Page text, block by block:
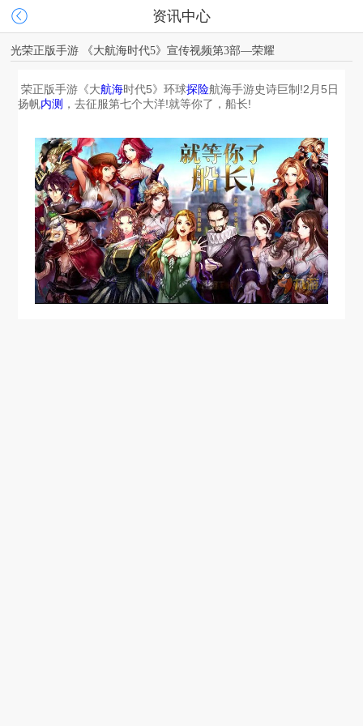
资讯中心
光荣正版手游 《大航海时代5》宣传视频第3部—荣耀
荣正版手游《大航海时代5》环球探险航海手游史诗巨制!2月5日
扬帆内测 ，去征服第七个大洋!就等你了，船长!